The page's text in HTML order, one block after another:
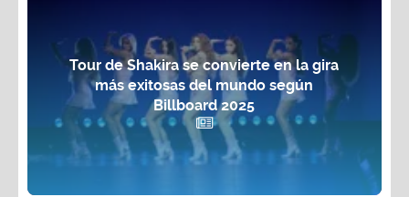
Tour de Shakira se convierte en la gira
más exitosas del mundo según
Billboard 2025